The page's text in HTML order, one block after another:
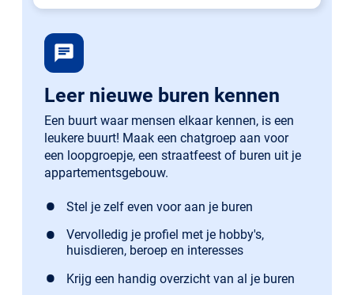
chat
Leer nieuwe buren kennen
Een buurt waar mensen elkaar kennen, is een
leukere buurt! Maak een chatgroep aan voor
een loopgroepje, een straatfeest of buren uit je
appartementsgebouw.
Stel je zelf even voor aan je buren
Vervolledig je profiel met je hobby's,
huisdieren, beroep en interesses
Krijg een handig overzicht van al je buren